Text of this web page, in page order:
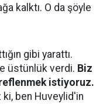
kalktı. O da şöyle
gibi yarattı.
üstünlük verdi. Biz
istiyoruz.
ki, ben Huveylid'in